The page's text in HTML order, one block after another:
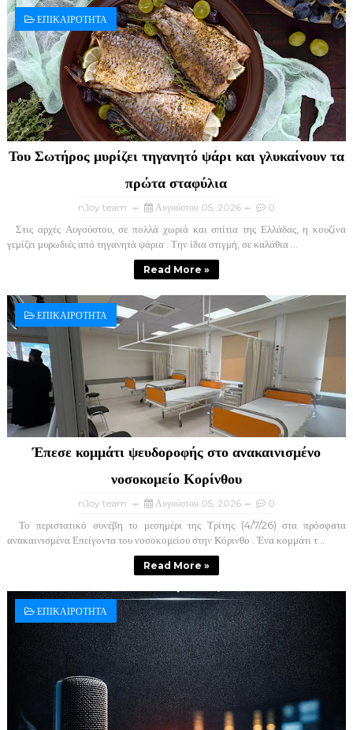
ΕΠΙΚΑΙΡΟΤΗΤΑ
Του Σωτήρος μυρίζει τηγανητό ψάρι και γλυκαίνουν τα
πρώτα σταφύλια
nJoy team Αυγούστου 05, 2026 0
Στις αρχές Αυγούστου, σε πολλά χωριά και σπίτια της Ελλάδας, η κουζίνα
γεμίζει μυρωδιές από τηγανητά ψάρια . Την ίδια στιγμή, σε καλάθια ...
Read More »
ΕΠΙΚΑΙΡΟΤΗΤΑ
Έπεσε κομμάτι ψευδοροφής στο ανακαινισμένο
νοσοκομείο Κορίνθου
nJoy team Αυγούστου 05, 2026 0
Το περιστατικό συνέβη το μεσημέρι της Τρίτης (4/7/26) στα πρόσφατα
ανακαινισμένα Επείγοντα του νοσοκομείου στην Κόρινθο . Ένα κομμάτι τ...
Read More »
ΕΠΙΚΑΙΡΟΤΗΤΑ